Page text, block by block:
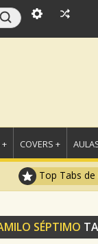
+ COVERS +
Top Tabs de
SÉPTIMO